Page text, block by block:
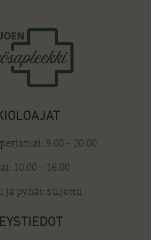
9.00 – 20.00
10.00 – 16.00
ja pyhät: suljettu